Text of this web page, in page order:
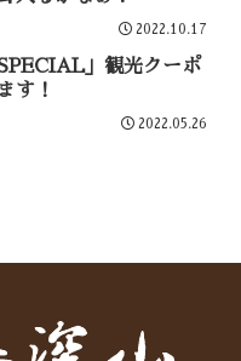
2022.10.17
SPECIAL」観光クーポ
す！
2022.05.26